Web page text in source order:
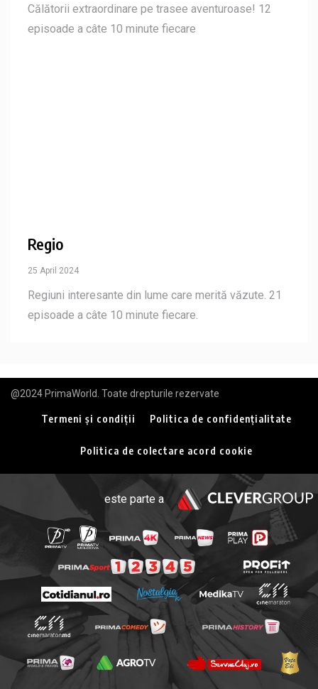
Călătorii extraordinare pe trasee aventuroase! 12
episoade a câte 10 minute fiecare
Regio
25 April 2024
Regiuni interesante din lume care merită văzute. 21
episoade a câte 10 minute fiecare.
@2024 PrimaWorld. Toate drepturile rezervate
Termeni și condiții Politica de confidențialitate
Politica de colectare acord cookie
este parte a